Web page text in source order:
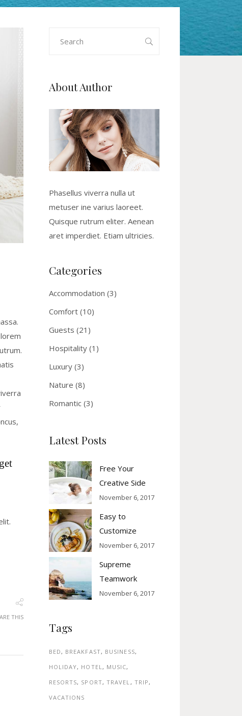
THIS
About Author
Phasellus viverra nulla ut
metuser ine varius laoreet.
Quisque rutrum eliter. Aenean
aret imperdiet. Etiam ultricies.
Categories
Accommodation (3)
Comfort(10)
Guests (21)
Hospitality(1)
Luxury(3)
Nature (8)
Romantic(3)
Latest Posts
Free Your
Creative Side
November 6, 2017
Easy to
Customize
November 6, 2017
Supreme
Teamwork
November 6, 2017
Tags
BED BREAKFAST
BUSINESS
HOLIDAY HOTEL
MUSIC
RESORTS SPORT TRAVEL
TRIP
VACATIONS